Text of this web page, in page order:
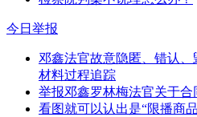
今日举报
邓鑫法官故意隐匿、错认
材料过程追踪
举报邓鑫罗林梅法官关于
看图就可以认出是“限播商